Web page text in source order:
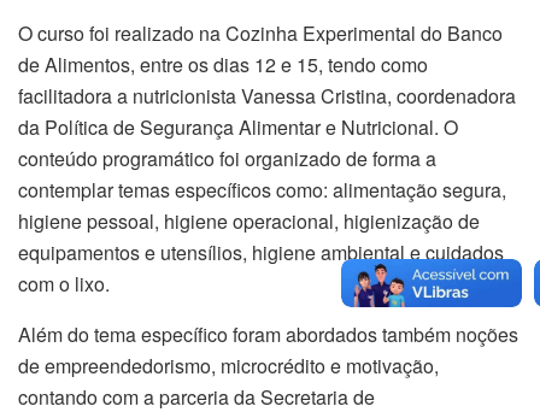
O curso foi realizado na Cozinha Experimental do Banco
de Alimentos, entre os dias 12 e 15, tendo como
facilitadora a nutricionista Vanessa Cristina, coordenadora
da Política de Segurança Alimentar e Nutricional. O
conteúdo programático foi organizado de forma a
contemplar temas específicos como: alimentação segura,
higiene pessoal, higiene operacional, higienização de
equipamentos e utensílios, higiene ambiental e cuidados
com o lixo.
Além do tema específico foram abordados também noções
de empreendedorismo, microcrédito e motivação,
contando com a parceria da Secretaria de